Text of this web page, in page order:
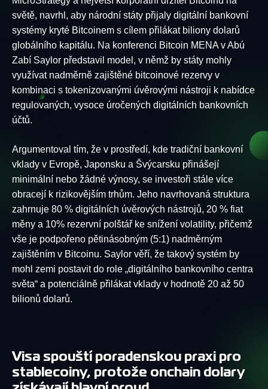
světě, navrhl, aby národní státy přijaly digitální bankovní
systémy kryté Bitcoinem s cílem přilákat biliony dolarů
globálního kapitálu. Na konferenci Bitcoin MENA v Abú
Zabí Saylor představil model, v němž by státy mohly
využívat nadměrně zajištěné bitcoinové rezervy v
kombinaci s tokenizovanými úvěrovými nástroji k nabídce
regulovaných, vysoce úročených digitálních bankovních
účtů.
Argumentoval tím, že v prostředí, kde tradiční bankovní
vklady v Evropě, Japonsku a Švýcarsku přinášejí
minimální nebo žádné výnosy, se investoři stále více
obracejí k rizikovějším trhům. Jeho navrhovaná struktura
zahrnuje 80 % digitálních úvěrových nástrojů, 20 % fiat
měny a 10% rezervní polštář ke snížení volatility, přičemž
vše je podpořeno pětinásobným (5:1) nadměrným
zajištěním v Bitcoinu. Saylor věří, že takový systém by
mohl zemi postavit do role „digitálního bankovního centra
světa“ a potenciálně přilákat vklady v hodnotě 20 až 50
bilionů dolarů.
Visa spouští poradenskou praxi pro
stablecoiny, protože onchain dolary